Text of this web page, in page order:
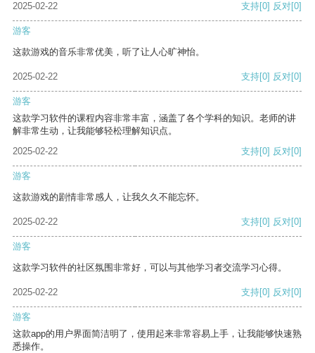
2025-02-22
支持[0] 反对[0]
游客
这款游戏的音乐非常优美，听了让人心旷神怡。
2025-02-22 支持[0] 反对[0]
游客
这款学习软件的课程内容非常丰富，涵盖了各个学科的知识。老师的讲
解非常生动，让我能够轻松理解知识点。
2025-02-22
支持[0] 反对[0]
游客
这款游戏的剧情非常感人，让我久久不能忘怀。
2025-02-22 支持[0] 反对[0]
游客
这款学习软件的社区氛围非常好，可以与其他学习者交流学习心得。
2025-02-22 支持[0] 反对[0]
游客
这款app的用户界面简洁明了，使用起来非常容易上手，让我能够快速熟
悉操作。